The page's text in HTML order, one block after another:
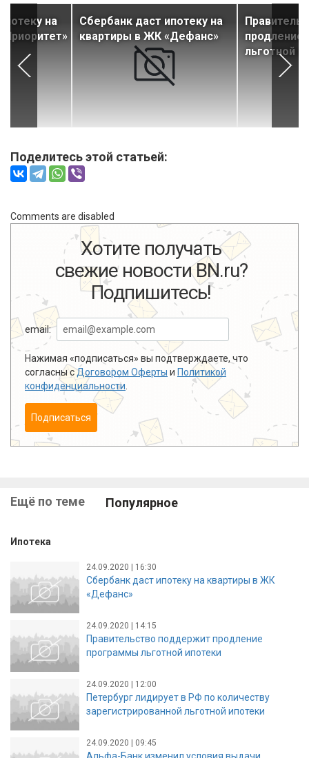
на
Сбербанк даст ипотеку на
квартиры в ЖК «Дефанс»
льготной
Поделитесь этой статьей:
Comments are disabled
Хотите получать
свежие новости BN.ru?
Подпишитесь!
email:
Нажимая «подписаться» вы подтверждаете, что
согласны сДоговором Оферты и Политикой
конфиденциальности
Подписаться
Ещё по теме Популярное
Ипотека
24.09.2020 | 16:30
Сбербанк даст ипотеку на квартиры в ЖК
«Дефанс»
24.09.2020 | 14:15
Правительство поддержит продление
программы льготной ипотеки
24.09.2020 | 12:00
Петербург лидирует в РФ по количеству
зарегистрированной льготной ипотеки
24.09.2020 | 09:45
Альфа-Банк изменил условия выдачи